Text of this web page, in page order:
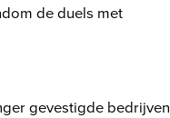
de duels met
gevestigde bedrijven